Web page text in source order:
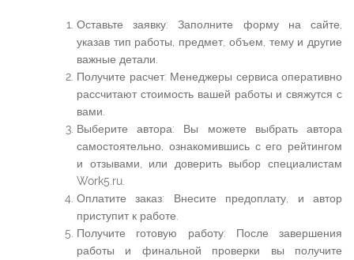
Оставьте заявку: Заполните форму на сайте,
указав тип работы, предмет, объем, тему и другие
важные детали.
Получите расчет: Менеджеры сервиса оперативно
рассчитают стоимость вашей работы и свяжутся с
вами.
Выберите автора: Вы можете выбрать автора
самостоятельно, ознакомившись с его рейтингом
и отзывами, или доверить выбор специалистам
Work5.ru.
Оплатите заказ: Внесите предоплату, и автор
приступит к работе.
Получите готовую работу: После завершения
работы и финальной проверки вы получите